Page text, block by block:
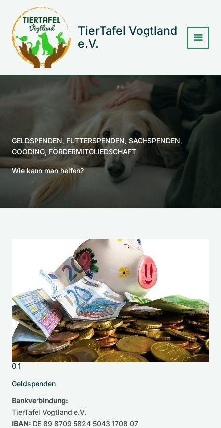
springen
TierTafel Vogtland
e.V.
GELDSPENDEN, FUTTERSPENDEN, SACHSPENDEN,
GOODING, FÖRDERMITGLIEDSCHAFT
Wie kann man helfen?
01
Geldspenden
Bankverbindung:
TierTafel Vogtland e.V.
IBAN: DE 89 8709 5824 5043 1708 07